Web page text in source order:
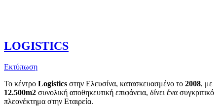
LOGISTICS
Εκτύπωση
Το κέντρο Logistics στην Ελευσίνα, κατασκευασμένο το 2008, με
12.500m2 συνολική αποθηκευτική επιφάνεια, δίνει ένα συγκριτικό
πλεονέκτημα στην Εταιρεία.